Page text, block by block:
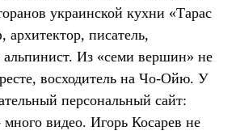
украинской кухни «Тарас
архитектор, писатель,
Из «семи вершин» не
восходитель на Чо-Ойю. У
персональный сайт:
видео. Игорь Косарев не